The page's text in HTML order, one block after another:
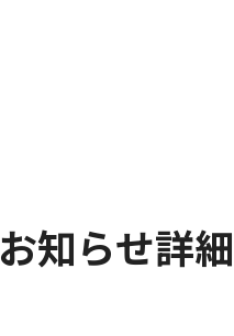
お知らせ詳細